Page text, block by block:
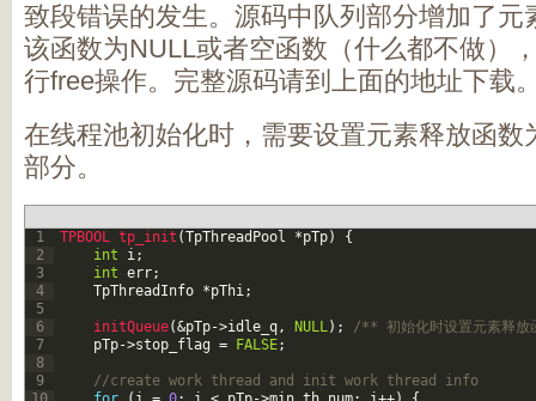
致段错误的发生。源码中队列部分增加了元
该函数为NULL或者空函数（什么都不做）
行free操作。完整源码请到上面的地址下载
在线程池初始化时，需要设置元素释放函数
部分。
1
2
3
4
5
6
7
8
9
TPBOOL tp_init (TpThreadPool *pTp)
{
int
i;
int err;
TpThreadInfo *pThi;
initQueue(&pTp->idle_q, NULL) ;
/** 初始化时设置元素释
pTp->stop_flag = FALSE;
//create work thread and init work thread info